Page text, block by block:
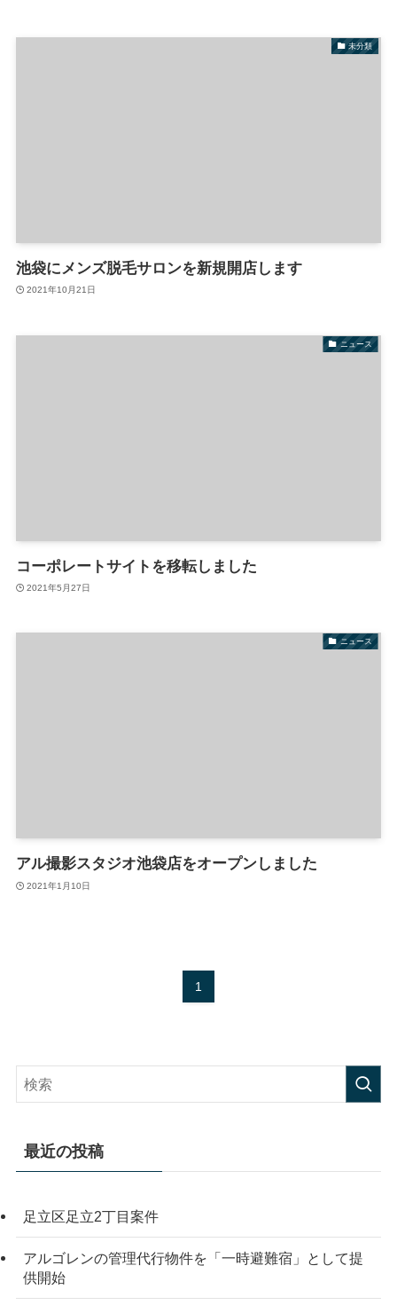
未分類
池袋にメンズ脱毛サロンを新規開店します
2021年10月21日
ニュース
コーポレートサイトを移転しました
2021年5月27日
ニュース
アル撮影スタジオ池袋店をオープンしました
2021年1月10日
1
最近の投稿
足立区足立2丁目案件
アルゴレンの管理代行物件を「一時避難宿」として提
供開始